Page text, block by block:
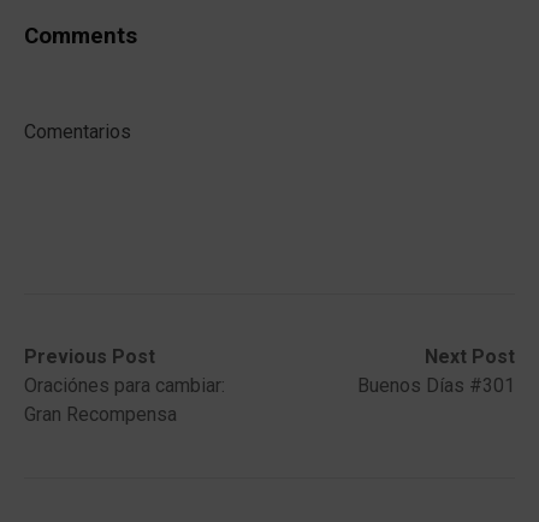
Comments
Comentarios
Post
navigation
Previous Post
Previous
post:Oraciónes para cambiar:
Gran Recompensa
Next Post
Next
post:
Buenos Días #301